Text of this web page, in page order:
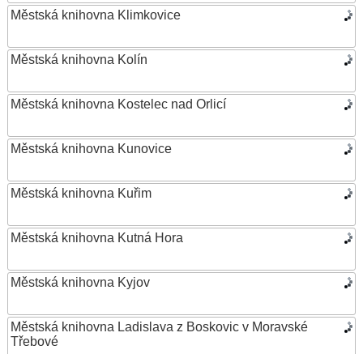
Městská knihovna Klimkovice
Městská knihovna Kolín
Městská knihovna Kostelec nad Orlicí
Městská knihovna Kunovice
Městská knihovna Kuřim
Městská knihovna Kutná Hora
Městská knihovna Kyjov
Městská knihovna Ladislava z Boskovic v Moravské
Třebové